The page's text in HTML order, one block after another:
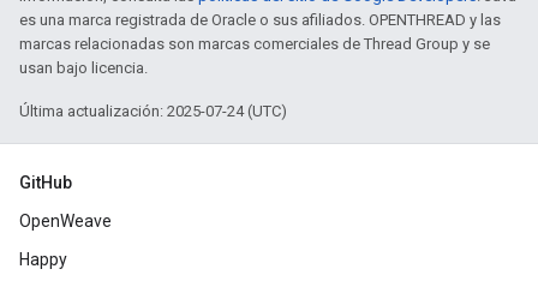
es una marca registrada de Oracle o sus afiliados. OPENTHREAD y las
marcas relacionadas son marcas comerciales de Thread Group y se
usan bajo licencia.
Última actualización: 2025-07-24 (UTC)
GitHub
OpenWeave
Happy